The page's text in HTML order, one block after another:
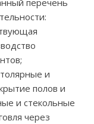
и
полов и
и стекольные
через